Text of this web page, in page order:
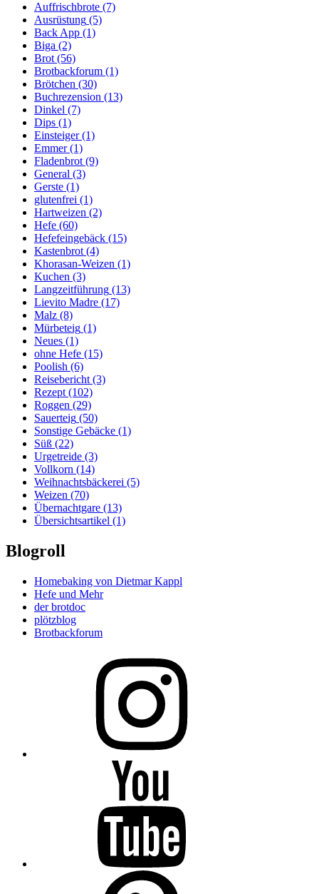
Auffrischbrote (7)
Ausrüstung (5)
Back App (1)
Biga (2)
Brot (56)
Brotbackforum (1)
Brötchen (30)
Buchrezension (13)
Dinkel (7)
Dips (1)
Einsteiger(1)
Emmer(1)
Fladenbrot (9)
General (3)
Gerste (1)
glutenfrei (1)
Hartweizen (2)
Hefe (60)
Hefefeingebäck (15)
Kastenbrot (4)
Khorasan-Weizen (1)
Kuchen (3)
Langzeitführung (13)
Lievito Madre (17)
Malz (8)
Mürbeteig (1)
Neues (1)
ohne Hefe (15)
Poolish (6)
Reisebericht (3)
Rezept (102)
Roggen (29)
Sauerteig (50)
Sonstige Gebäcke (1)
Süß (22)
Urgetreide (3)
Vollkorn (14)
Weihnachtsbäckerei (5)
Weizen (70)
Übernachtgare (13)
Übersichtsartikel (1)
Blogroll
Homebaking von Dietmar Kappl
Hefe und Mehr
der brotdoc
plötzblog
Brotbackforum